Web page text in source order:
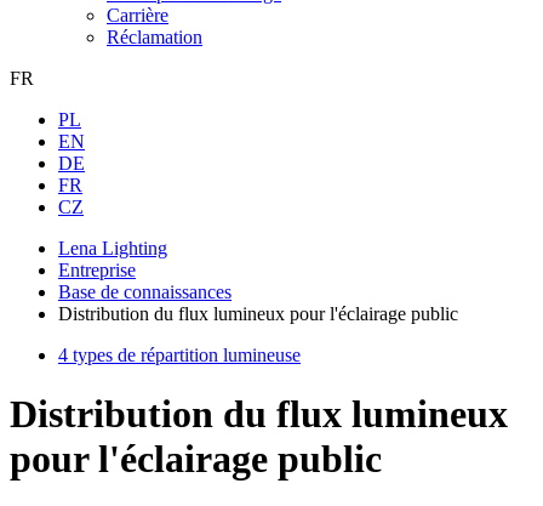
Carrière
Réclamation
FR
PL
EN
DE
FR
CZ
Lena Lighting
Entreprise
Base de connaissances
Distribution du flux lumineux pour l'éclairage public
4 types de répartition lumineuse
Distribution du flux lumineux
pour l'éclairage public